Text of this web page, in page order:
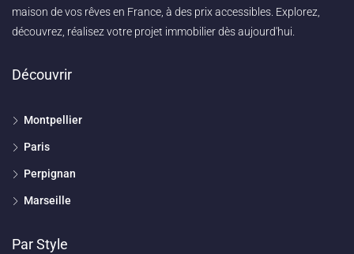
maison de vos rêves en France, à des prix accessibles. Explorez,
découvrez, réalisez votre projet immobilier dès aujourd'hui.
Découvrir
Montpellier
Paris
Perpignan
Marseille
Par Style